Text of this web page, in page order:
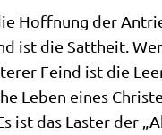
Hoff­nung der
ist die Satt­heit.
Feind ist die
Leben eines
ist das Laster der